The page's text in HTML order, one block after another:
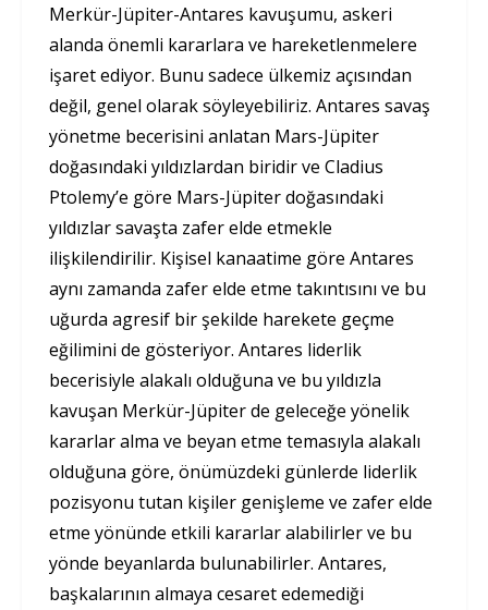
Merkür-Jüpiter-Antares kavuşumu, askeri
alanda önemli kararlara ve hareketlenmelere
işaret ediyor. Bunu sadece ülkemiz açısından
değil, genel olarak söyleyebiliriz. Antares savaş
yönetme becerisini anlatan Mars-Jüpiter
doğasındaki yıldızlardan biridir ve Cladius
Ptolemy’e göre Mars-Jüpiter doğasındaki
yıldızlar savaşta zafer elde etmekle
ilişkilendirilir. Kişisel kanaatime göre Antares
aynı zamanda zafer elde etme takıntısını ve bu
uğurda agresif bir şekilde harekete geçme
eğilimini de gösteriyor. Antares liderlik
becerisiyle alakalı olduğuna ve bu yıldızla
kavuşan Merkür-Jüpiter de geleceğe yönelik
kararlar alma ve beyan etme temasıyla alakalı
olduğuna göre, önümüzdeki günlerde liderlik
pozisyonu tutan kişiler genişleme ve zafer elde
etme yönünde etkili kararlar alabilirler ve bu
yönde beyanlarda bulunabilirler. Antares,
başkalarının almaya cesaret edemediği